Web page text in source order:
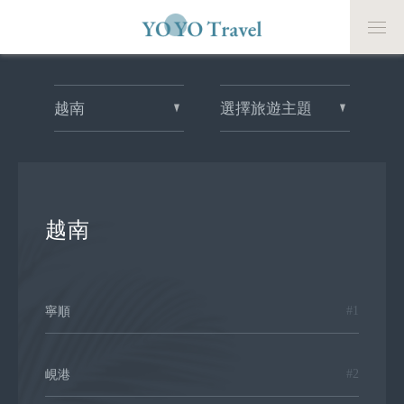
越南 選擇旅遊主題
越南
寧順 #1
峴港 #2